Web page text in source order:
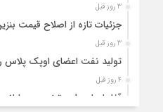
3 روز قبل
جزئیات تازه از اصلاح قیمت
3 روز قبل
تولید نفت اعضای اوپک پلاس
4 روز قبل
آغاز اجرای طرح تخصیص